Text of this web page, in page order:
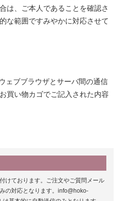
は、ご本人であることを確認さ
な範囲ですみやかに対応させて
ェブブラウザとサーバ間の通信
買い物カゴでご記入された内容
けております。ご注文やご質問メール
の対応となります。info@hoko-